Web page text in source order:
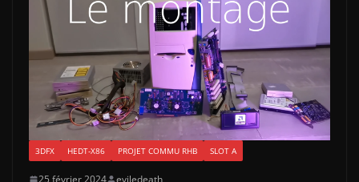
3DFX HEDT-X86 PROJET COMMU RHB SLOT A
25 février 2024 eviledeath